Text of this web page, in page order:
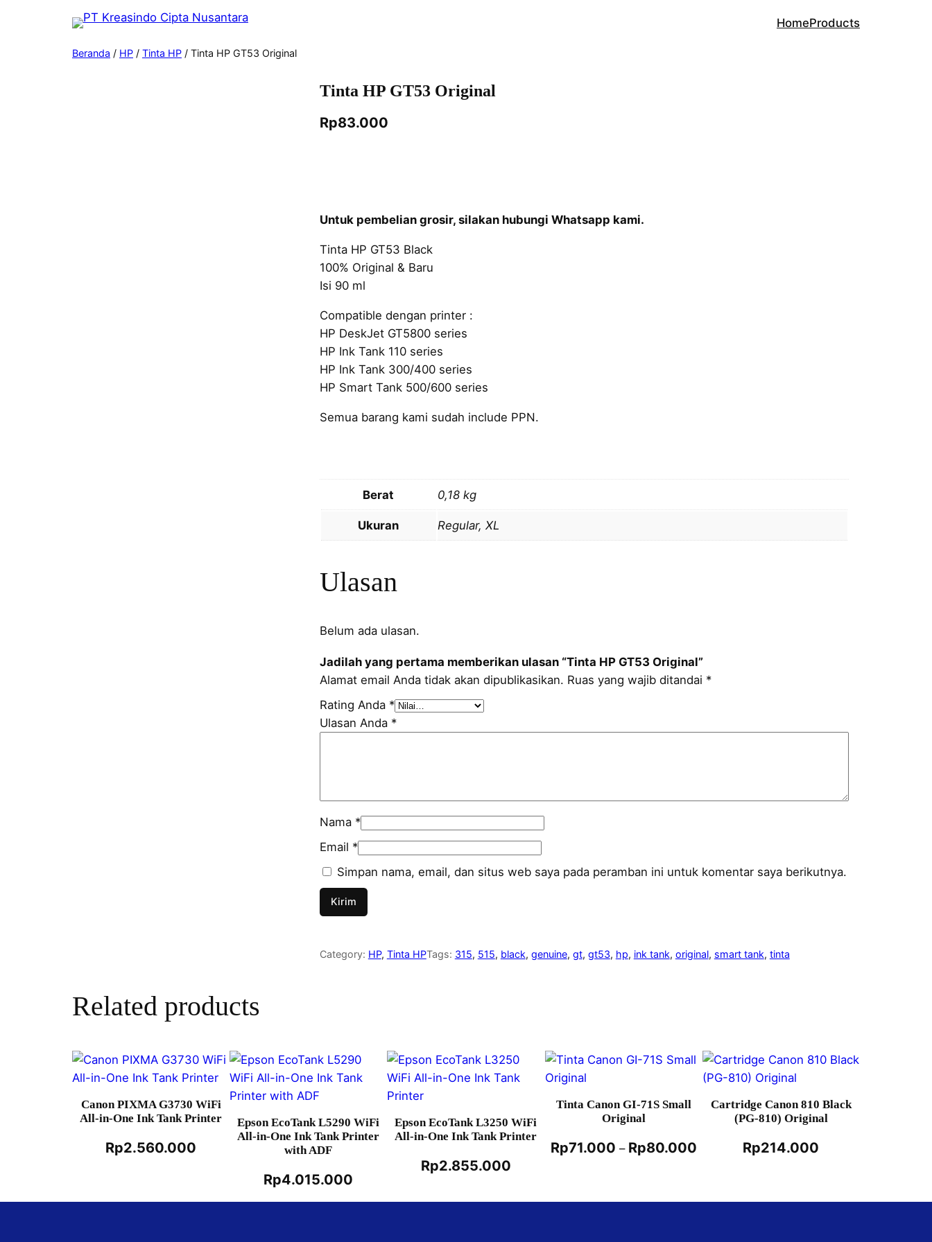
HomeProducts
Beranda / HP / Tinta HP / Tinta HP GT53 Original
Tinta HP GT53 Original
Rp83.000
Untuk pembelian grosir, silakan hubungi Whatsapp kami.
Tinta HP GT53 Black
100% Original & Baru
Isi 90 ml
Compatible dengan printer :
HP DeskJet GT5800 series
HP Ink Tank 110 series
HP Ink Tank 300/400 series
HP Smart Tank 500/600 series
Semua barang kami sudah include PPN.
Berat 0,18 kg
Ukuran Regular, XL
Ulasan
Belum ada ulasan.
Jadilah yang pertama memberikan ulasan “Tinta HP GT53 Original”
Alamat email Anda tidak akan dipublikasikan. Ruas yang wajib ditandai *
Rating Anda *
Ulasan Anda *
Nama *
Email *
Simpan nama, email, dan situs web saya pada peramban ini untuk komentar saya berikutnya.
Category: HP, Tinta HPTags: 315, 515, black, genuine, gt, gt53, hp, ink tank, original, smart tank, tinta
Related products
Canon PIXMA G3730 WiFi
All-in-One Ink Tank Printer
Rp2.560.000
Epson EcoTank L5290 WiFi
All-in-One Ink Tank Printer
with ADF
Rp4.015.000
Epson EcoTank L3250 WiFi
All-in-One Ink Tank Printer
Rp2.855.000
Tinta Canon GI-71S Small
Original
Rp71.000 – Rp80.000
Cartridge Canon 810 Black
(PG-810) Original
Rp214.000